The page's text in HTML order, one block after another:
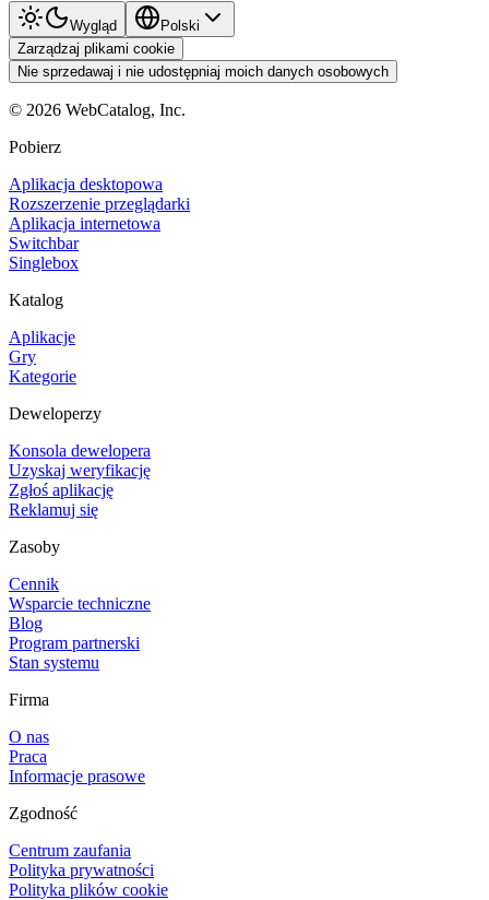
Wygląd
Polski
Zarządzaj plikami cookie
Nie sprzedawaj i nie udostępniaj moich danych osobowych
© 2026 WebCatalog, Inc.
Pobierz
Aplikacja desktopowa
Rozszerzenie przeglądarki
Aplikacja internetowa
Switchbar
Singlebox
Katalog
Aplikacje
Gry
Kategorie
Deweloperzy
Konsola dewelopera
Uzyskaj weryfikację
Zgłoś aplikację
Reklamuj się
Zasoby
Cennik
Wsparcie techniczne
Blog
Program partnerski
Stan systemu
Firma
O nas
Praca
Informacje prasowe
Zgodność
Centrum zaufania
Polityka prywatności
Polityka plików cookie